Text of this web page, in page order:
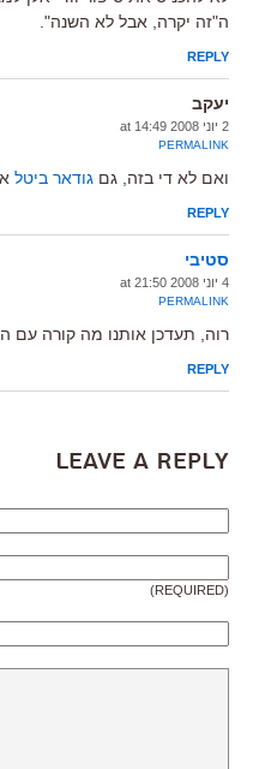
ה"זה יקרה, אבל לא השנה".
REPLY
יעקב
2 יוני 2008 at 14:49
PERMALINK
ואם לא די בזה, גם גודאר ביטל
REPLY
סטיבי
4 יוני 2008 at 21:50
PERMALINK
רוה, תעדכן אותנו מה קורה עם
REPLY
Leave a Reply
(REQUIRED)